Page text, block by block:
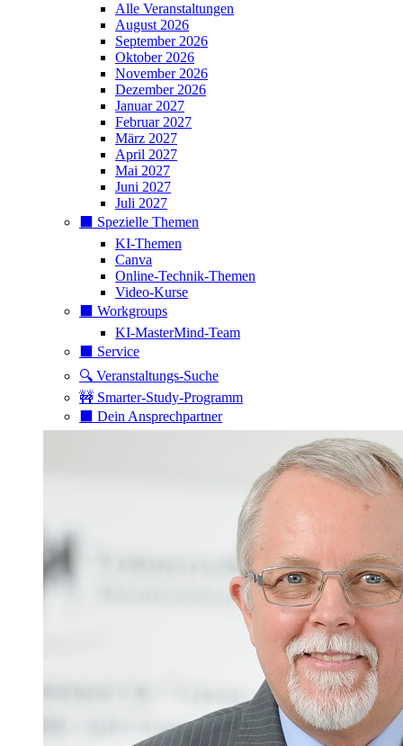
Alle Veranstaltungen
August 2026
September 2026
Oktober 2026
November 2026
Dezember 2026
Januar 2027
Februar 2027
März 2027
April 2027
Mai 2027
Juni 2027
Juli 2027
⬛️ Spezielle Themen
KI-Themen
Canva
Online-Technik-Themen
Video-Kurse
⬛️ Workgroups
KI-MasterMind-Team
⬛️ Service
🔍 Veranstaltungs-Suche
🚧 Smarter-Study-Programm
⬛️ Dein Ansprechpartner